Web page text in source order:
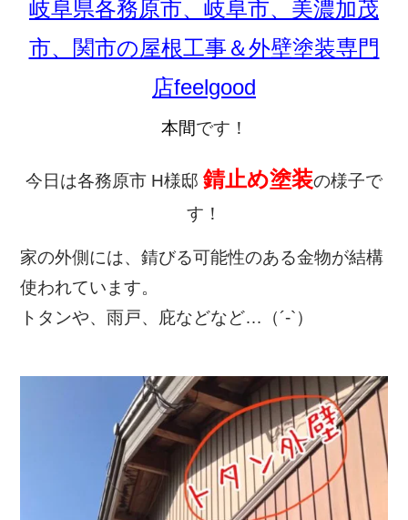
岐阜県各務原市、岐阜市、美濃加茂
市、関市の屋根工事＆外壁塗装専門
店feelgood
本間です！
今日は各務原市 H様邸 錆止め塗装の様子で
す！
家の外側には、錆びる可能性のある金物が結構
使われています。
トタンや、雨戸、庇などなど…（´-`）